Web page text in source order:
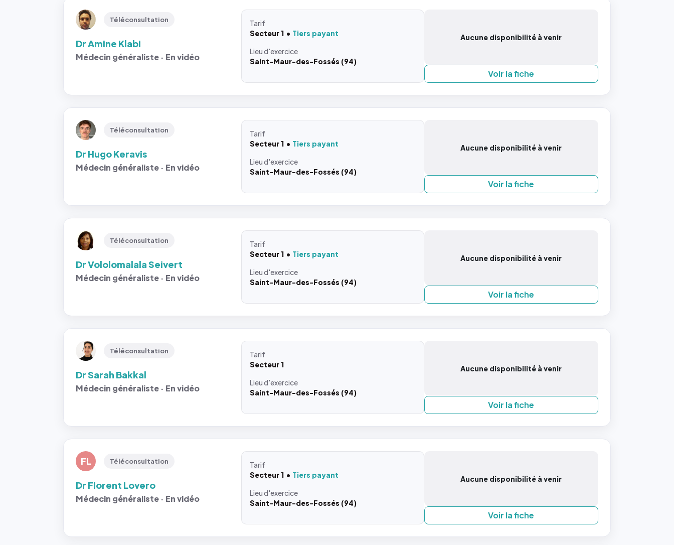
Téléconsultation
Dr Amine Klabi
Médecin généraliste · En vidéo
Tarif
Secteur 1
Tiers payant
Lieud'exercice
Saint-Maur-des-Fossés (94)
Aucune disponibilité à venir
Voir la fiche
Téléconsultation
Dr Hugo Keravis
Médecin généraliste · En vidéo
Tarif
Secteur 1
Tiers payant
Lieud'exercice
Saint-Maur-des-Fossés (94)
Aucune disponibilité à venir
Voir la fiche
Téléconsultation
Dr Vololomalala Seivert
Médecin généraliste · En vidéo
Tarif
Secteur 1
Tiers payant
Lieud'exercice
Saint-Maur-des-Fossés (94)
Aucune disponibilité à venir
Voir la fiche
Téléconsultation
Dr Sarah Bakkal
Médecin généraliste · En vidéo
Tarif
Secteur 1
Lieud'exercice
Saint-Maur-des-Fossés (94)
Aucune disponibilité à venir
Voir la fiche
FL Téléconsultation
Dr Florent Lovero
Médecin généraliste · En vidéo
Tarif
Secteur 1
Tiers payant
Lieud'exercice
Saint-Maur-des-Fossés (94)
Aucune disponibilité à venir
Voir la fiche